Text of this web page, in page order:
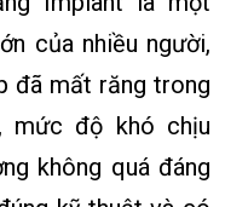
của nhiều người,
đã mất răng trong
mức độ khó chịu
không quá đáng